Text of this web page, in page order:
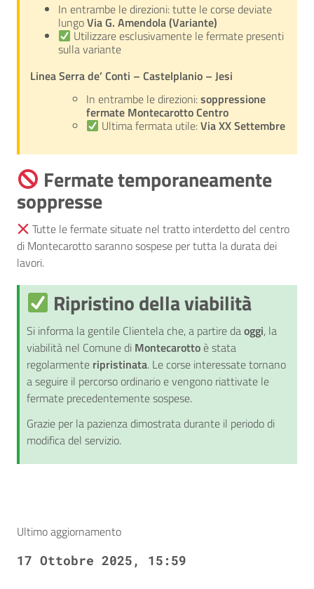
In entrambe le direzioni: tutte le corse deviate
lungoVia G. Amendola (Variante)
Utilizzare esclusivamente le fermate presenti
sulla variante
Linea Serra de’ Conti – Castelplanio – Jesi
In entrambe le direzioni:soppressione
fermate Montecarotto Centro
Ultima fermata utile:Via XX Settembre
Fermate temporaneamente
soppresse
Tutte le fermate situate nel tratto interdetto del centro
di Montecarotto saranno sospese per tutta la durata dei
lavori.
Ripristino della viabilità
Si informa la gentile Clientela che, a partire daoggi, la
viabilità nel Comune di Montecarotto è stata
regolarmente ripristinata. Le corse interessate tornano
a seguire il percorso ordinario e vengono riattivate le
fermate precedentemente sospese.
Grazie per la pazienza dimostrata durante il periodo di
modifica del servizio.
Ultimo aggiornamento
17 Ottobre 2025, 15:59